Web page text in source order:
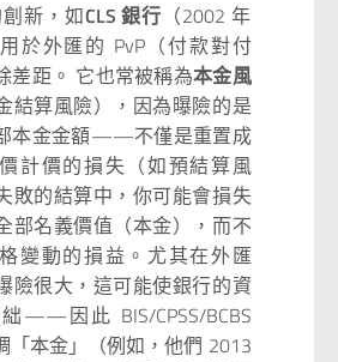
新，如CLS 銀行 （2002 年
於外匯的 PvP（付款對付
差距。 它也常被稱為本金風
結算風險），因為曝險的是
本金金額——不僅是重置成
計價的損失（如預結算風
敗的結算中，你可能會損失
部名義價值（本金），而不
變動的損益。尤其在外匯
險很大，這可能使銀行的資
——因此 BIS/CPSS/BCBS
「本金」（例如，他們 2013